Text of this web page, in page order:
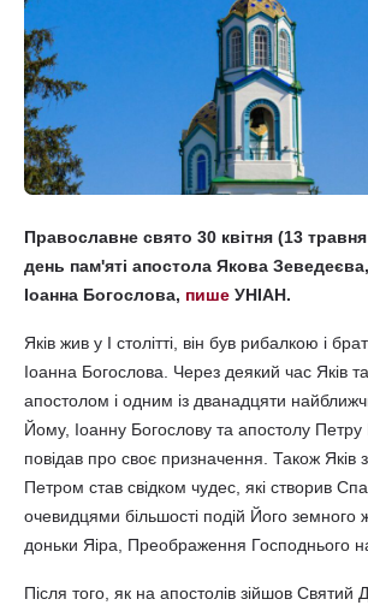
Православне свято 30 квітня (13
день пам'яті апостола Якова
Іоанна Богослова, пише УНІАН.
Яків жив у I столітті, він був рибалкою і
Іоанна Богослова. Через деякий час Яків
апостолом і одним із дванадцяти
Йому, Іоанну Богослову та апостолу Петру
повідав про своє призначення. Також Яків
Петром став свідком чудес, які створив
очевидцями більшості подій Його земного
доньки Яіра, Преображення Господнього
Після того, як на апостолів зійшов Святий